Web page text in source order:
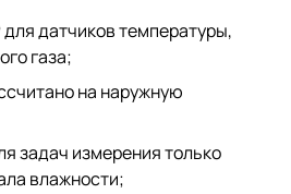
датчиков температуры,
газа;
на наружную
задач измерения только
влажности;